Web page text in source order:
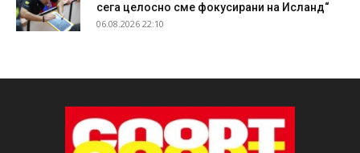
сега целосно сме фокусирани на Исланд“
06.08.2026 22:10